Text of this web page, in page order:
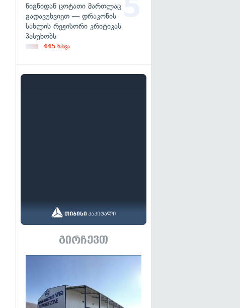
წიგნიდან ცოტათი მართლაც
გადავუხვიეთ — დრაკონის
სახლის რეჟისორი კრიტიკას
პასუხობს
445 ნახვა
გირჩევთ